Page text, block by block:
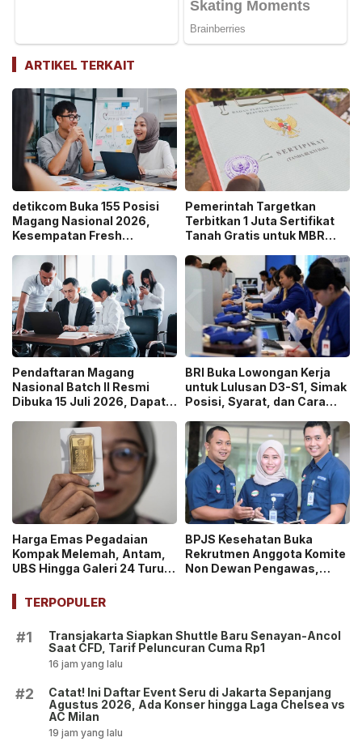
ARTIKEL TERKAIT
detikcom Buka 155 Posisi
Magang Nasional 2026,
Kesempatan Fresh
Media Digital!
Pemerintah Targetkan
Terbitkan 1 Juta Sertifikat
Tanah Gratis untuk MBR
Pendaftaran Magang
Nasional Batch II Resmi
Dibuka 15 Juli 2026, Dapat
BRI Buka Lowongan Kerja
untuk Lulusan D3-S1, Simak
Posisi, Syarat, dan Cara
Harga Emas Pegadaian
Kompak Melemah, Antam,
UBS Hingga Galeri 24 Turun
BPJS Kesehatan Buka
Rekrutmen Anggota Komite
Non Dewan Pengawas,
TERPOPULER
#1
Transjakarta Siapkan Shuttle Baru Senayan-Ancol
Saat CFD, Tarif Peluncuran Cuma Rp1
16 jam yang lalu
#2
Catat! Ini Daftar Event Seru di Jakarta Sepanjang
Agustus 2026, Ada Konser hingga Laga Chelsea vs
AC Milan
19 jam yang lalu